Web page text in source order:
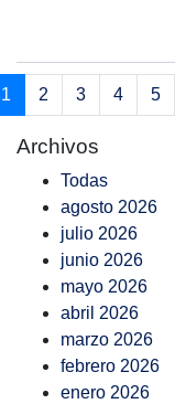
1 2 3 4 5
Archivos
Todas
agosto 2026
julio 2026
junio 2026
mayo 2026
abril 2026
marzo 2026
febrero 2026
enero 2026